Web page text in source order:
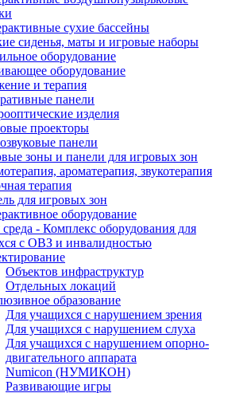
сухие бассейны
сиденья, маты и игровые наборы
оборудование
оборудование
и терапия
панели
изделия
проекторы
панели
зоны и панели для игровых зон
ароматерапия, звукотерапия
терапия
для игровых зон
оборудование
- Комплекс оборудования для
с ОВЗ и инвалидностью
Объектов инфраструктур
Отдельных локаций
образование
Для учащихся с нарушением зрения
Для учащихся с нарушением слуха
Для учащихся с нарушением опорно-
двигательного аппарата
Numicon (НУМИКОН)
Развивающие игры